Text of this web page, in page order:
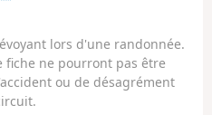
lors d'une randonnée.
fiche ne pourront pas être
ou de désagrément